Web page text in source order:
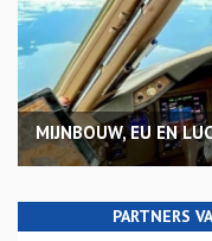
MIJNBOUW, EU EN
PARTNERS